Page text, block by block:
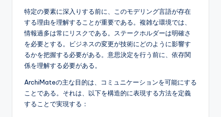
si
特定の要素に深入りする前に、このモデリング言語が存在
する理由を理解することが重要である。複雑な環境では、
情報過多は常にリスクである。ステークホルダーは明確さ
を必要とする。ビジネスの変更が技術にどのように影響す
るかを把握する必要がある。意思決定を行う前に、依存関
係を理解する必要がある。
ArchiMateの主な目的は、コミュニケーションを可能にする
ことである。それは、以下を構造的に表現する方法を定義
することで実現する：